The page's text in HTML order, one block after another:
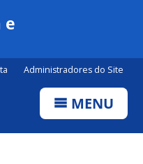
e
Administradores do Site
MENU